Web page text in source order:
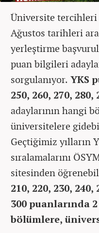
Üniversite tercihleri
Ağustos tarihleri
yerleştirme
puan bilgileri
sorgulanıyor. YKS
250, 260, 270, 280,
adaylarının hangi
üniversitelere
Geçtiğimiz yılların
sıralamalarını
sitesinden
210, 220, 230, 240,
300 puanlarında
bölümlere,